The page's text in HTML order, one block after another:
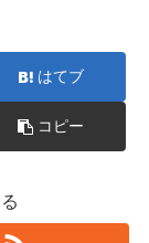
はてブ
コピー